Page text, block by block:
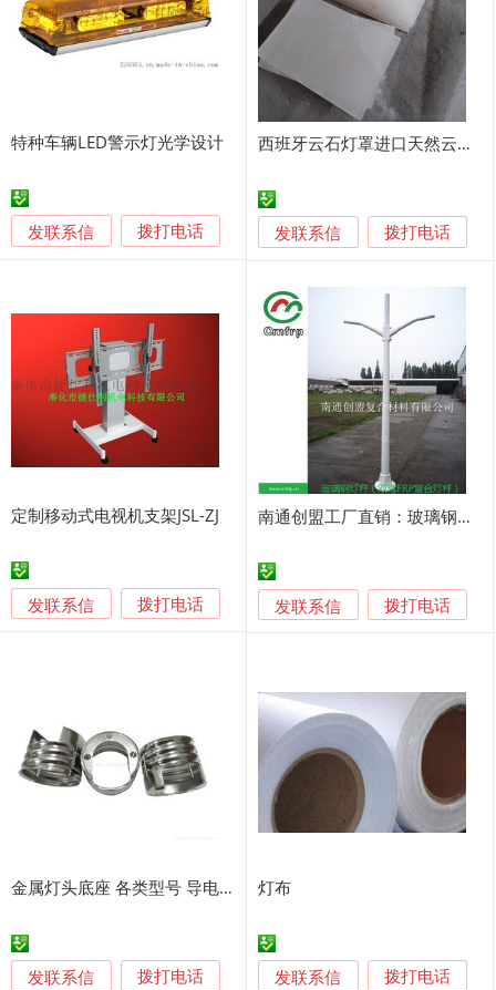
特种车辆LED警示灯光学设计
发联系信 拨打电话
西班牙云石灯罩进口天然云石灯片云石圆球圆筒圆柱定制
发联系信 拨打电话
定制移动式电视机支架JSL-ZJ
发联系信 拨打电话
南通创盟工厂直销：玻璃钢灯杆 FRP灯杆
发联系信 拨打电话
金属灯头底座 各类型号 导电好
发联系信 拨打电话
灯布
发联系信 拨打电话